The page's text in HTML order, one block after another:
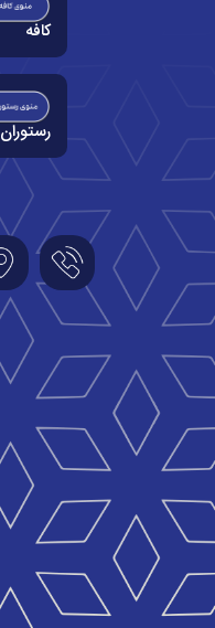
کافه
رستوران